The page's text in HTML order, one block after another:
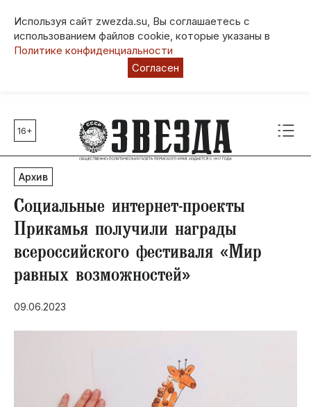
Используя сайт zwezda.su, Вы соглашаетесь с
использованием файлов cookie, которые указаны в
Политике конфиденциальности
Согласен
Главные темы
80 лет Победы
Молодежная столица РФ
СВО
Выборы в Пермском крае
Социальная поддержка
Инфраструктура
Благоустройство
16+
Архив
Социальные интернет-проекты
Прикамья получили награды
всероссийского фестиваля «Мир
равных возможностей»
09.06.2023